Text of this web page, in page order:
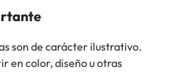
son de carácter ilustrativo.
en color, diseño u otras